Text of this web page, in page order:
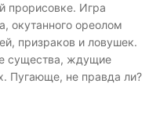
прорисовке. Игра
окутанного ореолом
призраков и ловушек.
существа, ждущие
Пугающе, не правда ли?